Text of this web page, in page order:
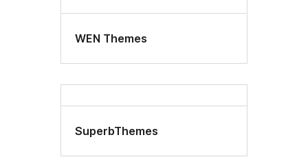
WEN Themes
SuperbThemes